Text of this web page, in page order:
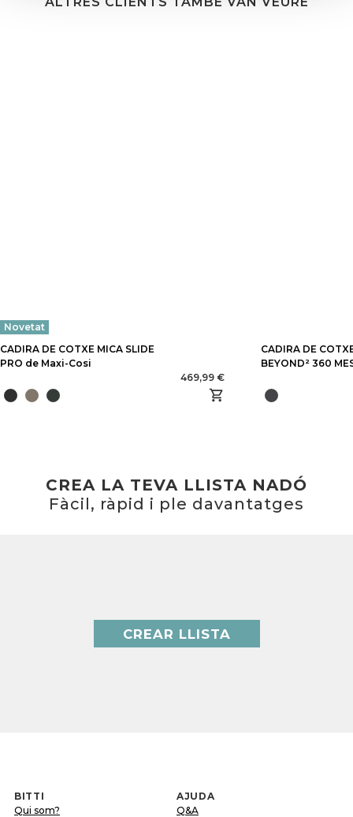
Novetat
CADIRA DE COTXE MICA SLIDE
PRO de Maxi-Cosi
469,99 €
CADIRA DE
BEYOND² 360
CREA LA TEVA LLISTA NADÓ
Fàcil, ràpid i ple davantatges
CREAR LLISTA
BITTI
Qui som?
AJUDA
Q&A